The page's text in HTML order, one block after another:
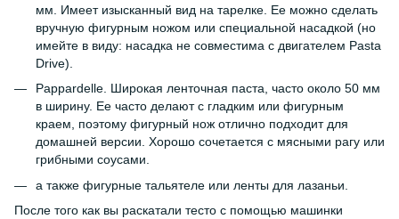
мм. Имеет изысканный вид на тарелке. Ее можно сделать
вручную фигурным ножом или специальной насадкой (но
имейте в виду: насадка не совместима с двигателем Pasta
Drive).
Pappardelle. Широкая ленточная паста, часто около 50 мм
в ширину. Ее часто делают с гладким или фигурным
краем, поэтому фигурный нож отлично подходит для
домашней версии. Хорошо сочетается с мясными рагу или
грибными соусами.
а также фигурные тальятеле или ленты для лазаньи.
После того как вы раскатали тесто с помощью машинки